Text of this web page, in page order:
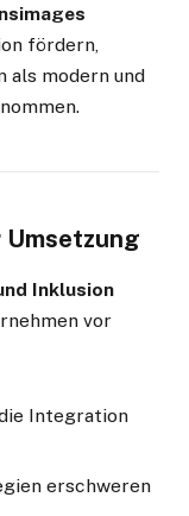
fördern,
als modern und
Inklusion
vor
Integration
erschweren